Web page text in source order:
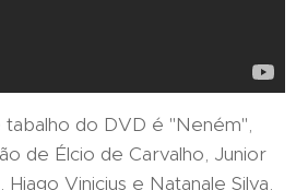
do DVD é "Neném",
de Élcio de Carvalho, Junior
Vinicius e Natanale Silva,